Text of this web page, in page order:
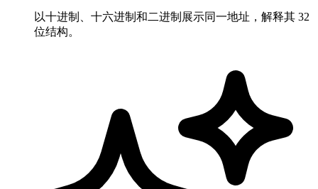
以十进制、十六进制和二进制展示同一地址，解释其 32
位结构。